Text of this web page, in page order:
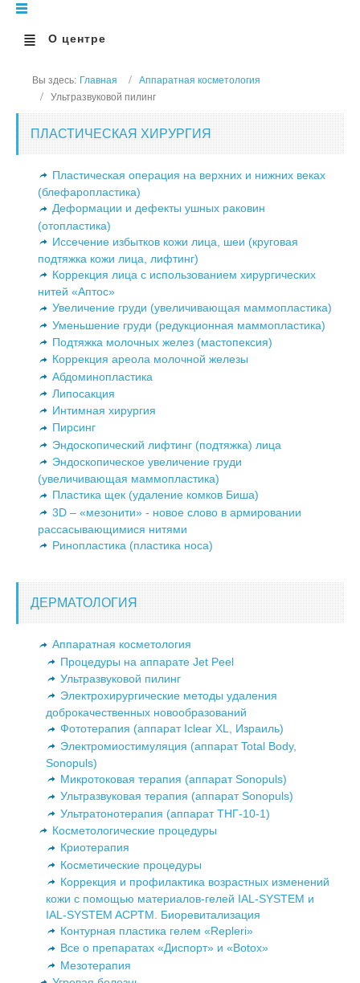
О центре
Вы здесь: Главная
Аппаратная косметология
Ультразвуковой пилинг
ПЛАСТИЧЕСКАЯ ХИРУРГИЯ
Пластическая операция на верхних и нижних веках
(блефаропластика)
Деформации и дефекты ушных раковин
(отопластика)
Иссечение избытков кожи лица, шеи (круговая
подтяжка кожи лица, лифтинг)
Коррекция лица с использованием хирургических
нитей «Аптос»
Увеличение груди (увеличивающая маммопластика)
Уменьшение груди (редукционная маммопластика)
Подтяжка молочных желез (мастопексия)
Коррекция ареола молочной железы
Абдоминопластика
Липосакция
Интимная хирургия
Пирсинг
Эндоскопический лифтинг (подтяжка) лица
Эндоскопическое увеличение груди
(увеличивающая маммопластика)
Пластика щек (удаление комков Биша)
3D – «мезонити» - новое слово в армировании
рассасывающимися нитями
Ринопластика (пластика носа)
ДЕРМАТОЛОГИЯ
Аппаратная косметология
Процедуры на аппарате Jet Peel
Ультразвуковой пилинг
Электрохирургические методы удаления
доброкачественных новообразований
Фототерапия (аппарат Iclear XL, Израиль)
Электромиостимуляция (аппарат Total Body,
Sonopuls)
Микротоковая терапия (аппарат Sonopuls)
Ультразвуковая терапия (аппарат Sonopuls)
Ультратонотерапия (аппарат ТНГ-10-1)
Косметологические процедуры
Криотерапия
Косметические процедуры
Коррекция и профилактика возрастных изменений
кожи с помощью материалов-гелей IAL-SYSTEM и
IAL-SYSTEM ACPTM. Биоревитализация
Контурная пластика гелем «Repleri»
Все о препаратах «Диспорт» и «Botox»
Мезотерапия